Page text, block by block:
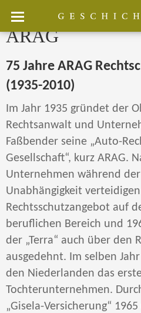
ARAG
75 Jahre ARAG
(1935-2010)
Im Jahr 1935 gründet der
Rechtsanwalt und
Faßbender seine „Auto-
Gesellschaft“, kurz ARAG.
Unternehmen während der
Unabhängigkeit
Rechtsschutzangebot auf
beruflichen Bereich und
der „Terra“ auch über den
ausgedehnt. Im selben
den Niederlanden das
Tochterunternehmen.
„Gisela-Versicherung“